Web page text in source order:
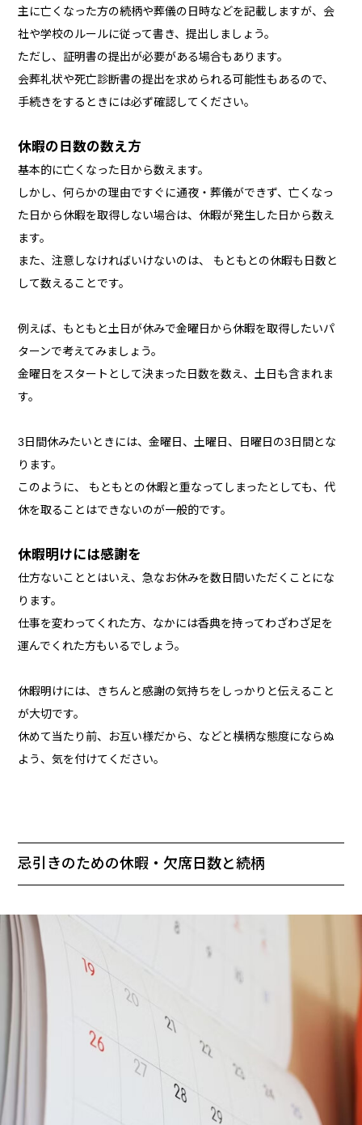
主に亡くなった方の続柄や葬儀の日時などを記載しますが、会
社や学校のルールに従って書き、提出しましょう。
ただし、証明書の提出が必要がある場合もあります。
会葬礼状や死亡診断書の提出を求められる可能性もあるので、
手続きをするときには必ず確認してください。
休暇の日数の数え方
基本的に亡くなった日から数えます。
しかし、何らかの理由ですぐに通夜・葬儀ができず、亡くなっ
た日から休暇を取得しない場合は、休暇が発生した日から数え
ます。
また、注意しなければいけないのは、 もともとの休暇も日数と
して数えることです。
例えば、もともと土日が休みで金曜日から休暇を取得したいパ
ターンで考えてみましょう。
金曜日をスタートとして決まった日数を数え、土日も含まれま
す。
3日間休みたいときには、金曜日、土曜日、日曜日の3日間とな
ります。
このように、 もともとの休暇と重なってしまったとしても、代
休を取ることはできないのが一般的です。
休暇明けには感謝を
仕方ないこととはいえ、急なお休みを数日間いただくことにな
ります。
仕事を変わってくれた方、なかには香典を持ってわざわざ足を
運んでくれた方もいるでしょう。
休暇明けには、きちんと感謝の気持ちをしっかりと伝えること
が大切です。
休めて当たり前、お互い様だから、などと横柄な態度にならぬ
よう、気を付けてください。
忌引きのための休暇・欠席日数と続柄